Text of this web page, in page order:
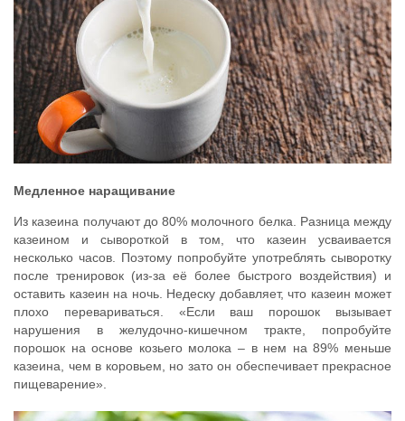
Медленное наращивание
Из казеина получают до 80% молочного белка. Разница между
казеином и сывороткой в том, что казеин усваивается
несколько часов. Поэтому попробуйте употреблять сыворотку
после тренировок (из-за её более быстрого воздействия) и
оставить казеин на ночь. Недеску добавляет, что казеин может
плохо перевариваться. «Если ваш порошок вызывает
нарушения в желудочно-кишечном тракте, попробуйте
порошок на основе козьего молока – в нем на 89% меньше
казеина, чем в коровьем, но зато он обеспечивает прекрасное
пищеварение».